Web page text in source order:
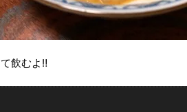
飲むよ‼️